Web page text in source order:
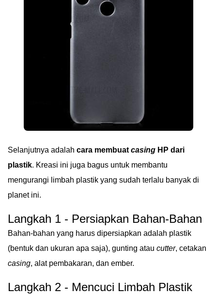
Selanjutnya adalah cara membuat casing HP dari
plastik. Kreasi ini juga bagus untuk membantu
mengurangi limbah plastik yang sudah terlalu banyak di
planet ini.
Langkah 1 - Persiapkan Bahan-Bahan
Bahan-bahan yang harus dipersiapkan adalah plastik
(bentuk dan ukuran apa saja), gunting atau cutter, cetakan
casing, alat pembakaran, dan ember.
Langkah 2 - Mencuci Limbah Plastik